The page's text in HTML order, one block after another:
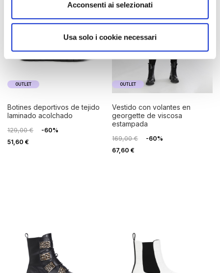
Acconsenti ai selezionati
Usa solo i cookie necessari
OUTLET
botines deportivos de tejido
laminado acolchado
129,00 €
-60%
51,60 €
OUTLET
vestido con volantes en
georgette de viscosa
estampada
169,00 €
-60%
67,60 €